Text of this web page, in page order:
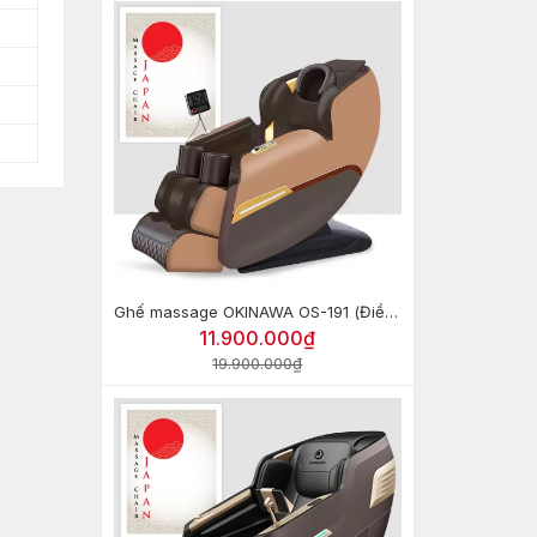
Ghế massage OKINAWA OS-191 (Điều khiển giọng nói)
11.900.000₫
19.900.000₫